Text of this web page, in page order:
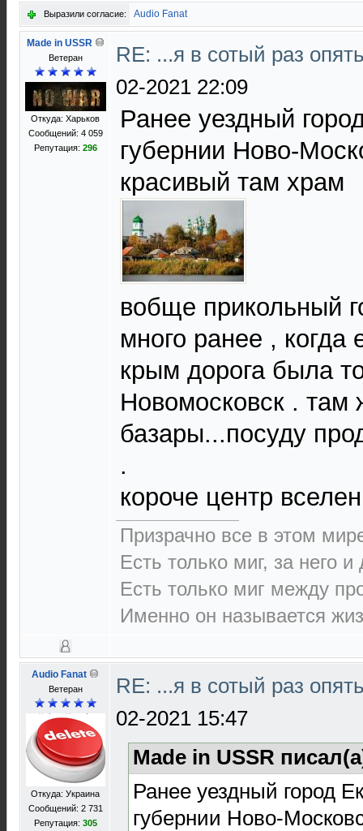
Выразили согласие: Audio Fanat
Made in USSR
Ветеран
Откуда: Харьков
Сообщений: 4 059
Репутация: 296
RE: ...я в сотый раз
02-2021 22:09
Ранее уездный
губернии Ново-
красивый там храм
вобще прикольный
много ранее , когда
крым дорога была
Новомосковск . там
базары...посуду
.
короче центр
Призрачно все в этом
Есть только миг, за него
Есть только миг между
Именно он называется
Audio Fanat
Ветеран
Откуда: Украина
Сообщений: 2 731
Репутация: 305
RE: ...я в сотый раз
02-2021 15:47
Made in USSR
Ранее уездный город
губернии Ново-